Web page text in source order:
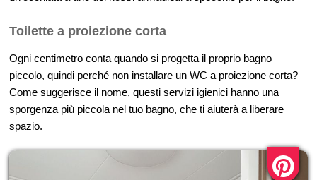
Toilette a proiezione corta
Ogni centimetro conta quando si progetta il proprio bagno
piccolo, quindi perché non installare un WC a proiezione corta?
Come suggerisce il nome, questi servizi igienici hanno una
sporgenza più piccola nel tuo bagno, che ti aiuterà a liberare
spazio.